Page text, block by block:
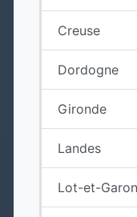
Creuse
Dordogne
Gironde
Landes
Lot-et-